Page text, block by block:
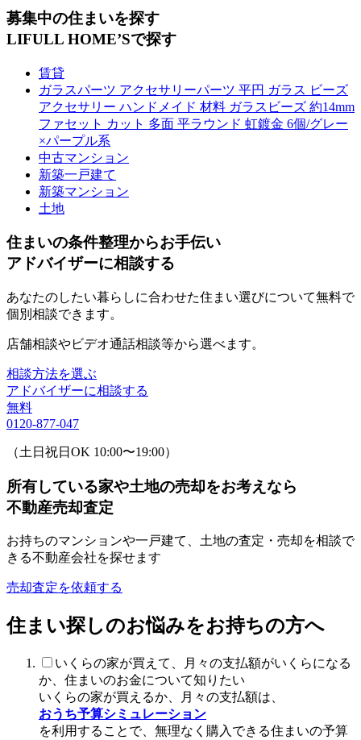
募集中の住まいを探す
LIFULL HOME’Sで探す
賃貸
ガラスパーツ アクセサリーパーツ 平円 ガラス ビーズ
アクセサリー ハンドメイド 材料 ガラスビーズ 約14mm
ファセット カット 多面 平ラウンド 虹鍍金 6個/グレー
×パープル系
中古マンション
新築一戸建て
新築マンション
土地
住まいの条件整理からお手伝い
アドバイザーに相談する
あなたのしたい暮らしに合わせた住まい選びについて無料で
個別相談できます。
店舗相談やビデオ通話相談等から選べます。
相談方法を選ぶ
アドバイザーに相談する
無料
0120-877-047
（土日祝日OK 10:00〜19:00）
所有している家や土地の売却をお考えなら
不動産売却査定
お持ちのマンションや一戸建て、土地の査定・売却を相談で
きる不動産会社を探せます
売却査定を依頼する
住まい探しのお悩みをお持ちの方へ
いくらの家が買えて、月々の支払額がいくらになる
か、住まいのお金について知りたい
いくらの家が買えるか、月々の支払額は、
おうち予算シミュレーション
を利用することで、無理なく購入できる住まいの予算